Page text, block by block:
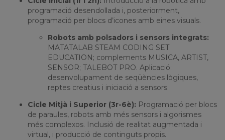
programació desendollada i, posteriorment,
programació per blocs d’icones amb eines visuals.
Robots amb polsadors i sensors integrats:
MATATALAB STEAM CODING SET
EDUCATION; complements MUSICA, ARTIST,
SENSOR; TALEBOT PRO. Aplicació:
desenvolupament de seqüències lògiques,
reptes creatius i iniciació a sensors.
Cicle Mitjà i Superior (3r-6è): Programació per blocs
de paraules, robots amb més sensors i algorismes
més complexos. Inclusió de realitat augmentada i
virtual, i producció de continguts propis.